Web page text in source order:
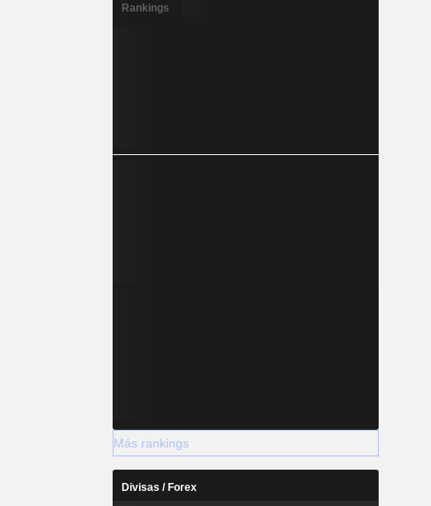
Rankings
Más rankings
Divisas / Forex